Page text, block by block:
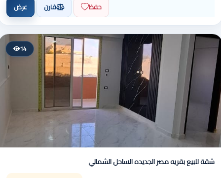
حفظ
قارن عرض
14
شقة للبيع بقريه مصر الجديده الساحل الشمالي